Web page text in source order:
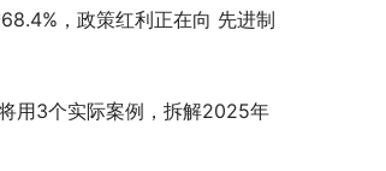
，政策红利正在向 先进制
用3个实际案例，拆解2025年